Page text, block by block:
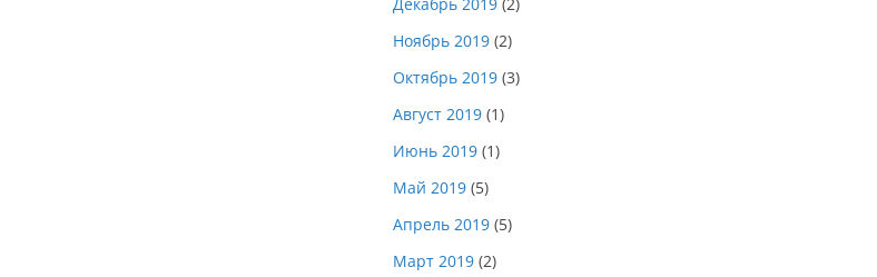
Ноябрь 2019 (2)
Октябрь 2019 (3)
Август 2019 (1)
Июнь 2019 (1)
Май 2019 (5)
Апрель 2019 (5)
Март 2019 (2)